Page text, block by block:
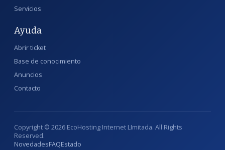
Servicios
Ayuda
Abrir ticket
Base de conocimiento
Anuncios
Contacto
Copyright © 2026 EcoHosting Internet LImitada. All Rights
Reserved.
NovedadesFAQEstado